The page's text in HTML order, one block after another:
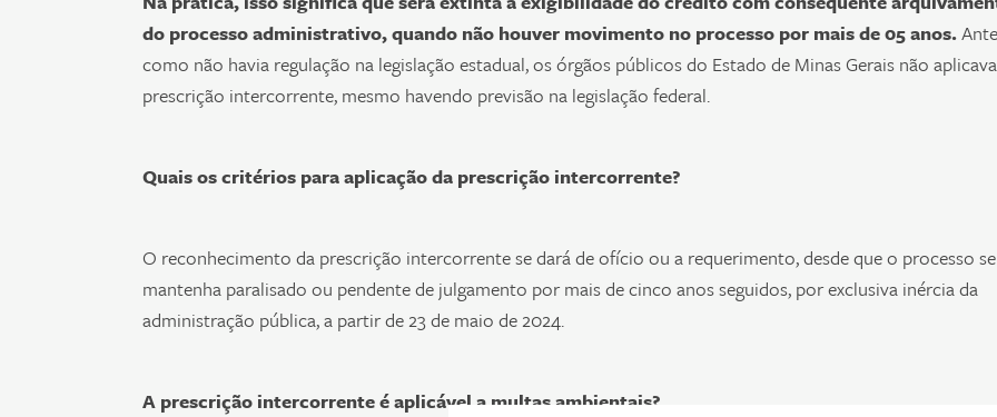
do processo administrativo, quando não houver movimento no processo por mais de 05 anos.
como não havia regulação na legislação estadual, os órgãos públicos do Estado de Minas Gerais não
prescrição intercorrente, mesmo havendo previsão na legislação federal.
Quais os critérios para aplicação da prescrição intercorrente?
O reconhecimento da prescrição intercorrente se dará de ofício ou a requerimento, desde que o processo se
mantenha paralisado ou pendente de julgamento por mais de cinco anos seguidos, por exclusiva inércia da
administração pública, a partir de 23 de maio de 2024.
A prescrição intercorrente é aplicável a multas ambientais?